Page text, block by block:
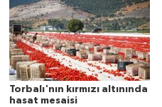
Torbalı'nın kırmızı altınında
hasat mesaisi